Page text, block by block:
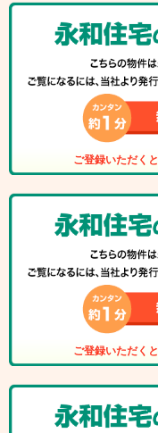
ご登録いただくと
ご登録いただくと